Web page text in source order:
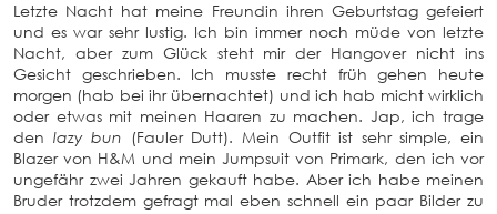
Letzte Nacht hat meine Freundin ihren Geburtstag gefeiert
und es war sehr lustig. Ich bin immer noch müde von letzte
Nacht, aber zum Glück steht mir der Hangover nicht ins
Gesicht geschrieben. Ich musste recht früh gehen heute
morgen (hab bei ihr übernachtet) und ich hab micht wirklich
oder etwas mit meinen Haaren zu machen. Jap, ich trage
den lazy bun (Fauler Dutt). Mein Outfit ist sehr simple, ein
Blazer von H&M und mein Jumpsuit von Primark, den ich vor
ungefähr zwei Jahren gekauft habe. Aber ich habe meinen
Bruder trotzdem gefragt mal eben schnell ein paar Bilder zu